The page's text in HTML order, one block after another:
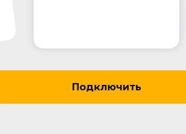
Подключить